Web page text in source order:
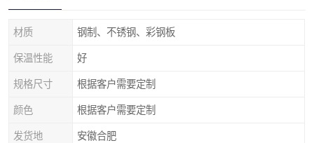
材质 钢制、不锈钢、彩钢板
保温性能 好
规格尺寸 根据客户需要定制
颜色 根据客户需要定制
发货地 安徽合肥